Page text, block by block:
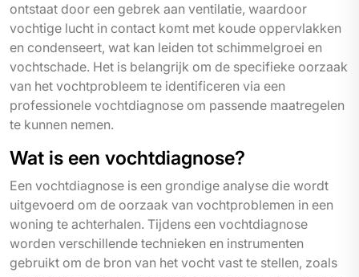
ontstaat door een gebrek aan ventilatie, waardoor
vochtige lucht in contact komt met koude oppervlakken
en condenseert, wat kan leiden tot schimmelgroei en
vochtschade. Het is belangrijk om de specifieke oorzaak
van het vochtprobleem te identificeren via een
professionele vochtdiagnose om passende maatregelen
te kunnen nemen.
Wat is een vochtdiagnose?
Een vochtdiagnose is een grondige analyse die wordt
uitgevoerd om de oorzaak van vochtproblemen in een
woning te achterhalen. Tijdens een vochtdiagnose
worden verschillende technieken en instrumenten
gebruikt om de bron van het vocht vast te stellen, zoals